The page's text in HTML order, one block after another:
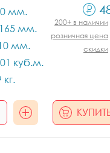
мм.
мм.
мм.
куб.м.
кг.
200+ в наличии
розничная цена
скидки